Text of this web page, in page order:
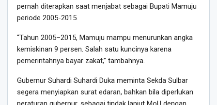
pernah diterapkan saat menjabat sebagai Bupati Mamuju
periode 2005-2015.
“Tahun 2005–2015, Mamuju mampu menurunkan angka
kemiskinan 9 persen. Salah satu kuncinya karena
pemerintahnya bayar zakat,” tambahnya.
Gubernur Suhardi Suhardi Duka meminta Sekda Sulbar
segera menyiapkan surat edaran, bahkan bila diperlukan